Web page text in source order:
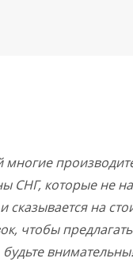
многие
СНГ, которые не
сказывается на
чтобы
внимательны!